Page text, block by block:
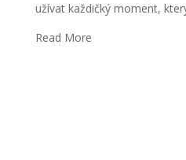
užívat každičký moment,
Read More